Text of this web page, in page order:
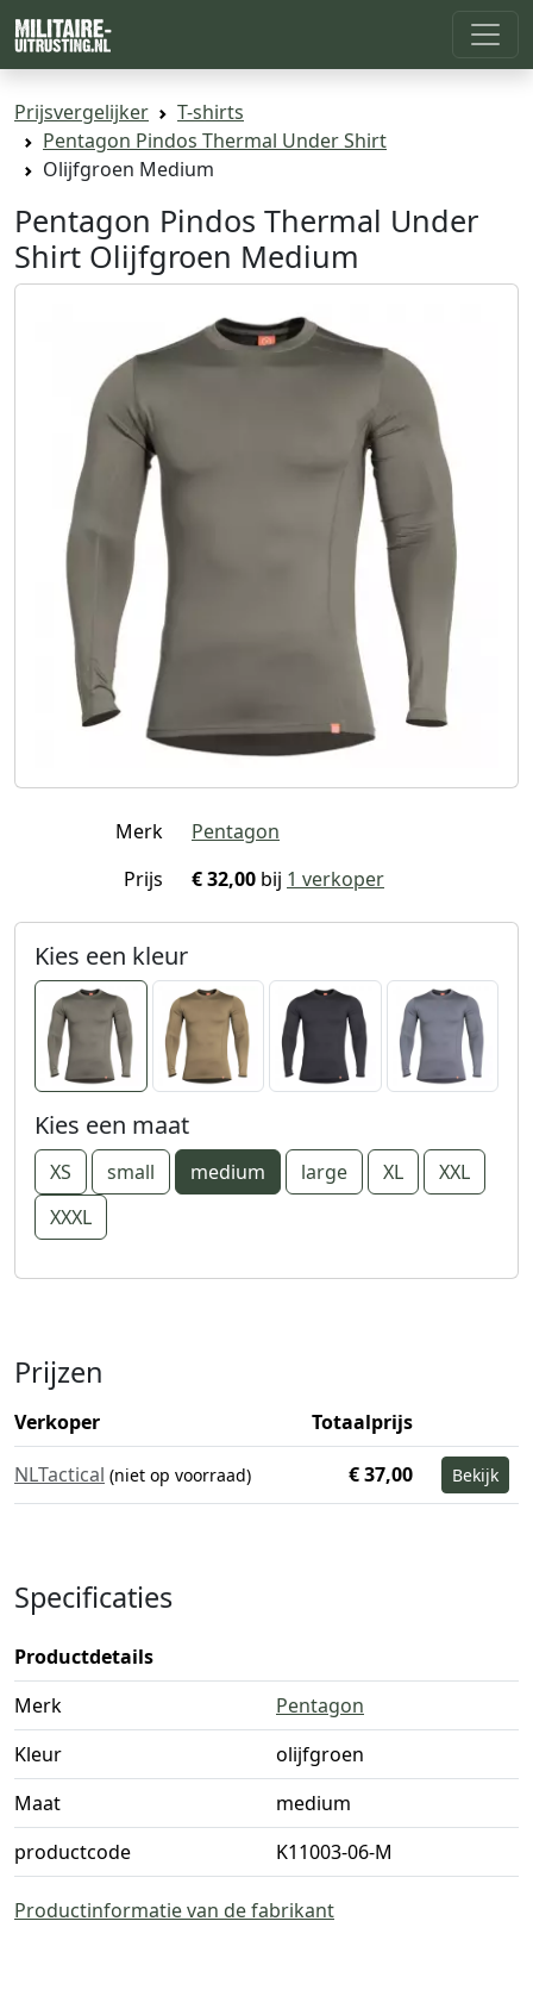
Prijsvergelijker
T-shirts
Pentagon Pindos Thermal Under Shirt
Olijfgroen Medium
Pentagon Pindos Thermal Under
Shirt Olijfgroen Medium
Merk
Pentagon
Prijs
€ 32,00 bij 1 verkoper
Kies een kleur
Kies een maat
XS small medium large XL
XXL
XXXL
Prijzen
Verkoper
Totaalprijs
NLTactical (niet op voorraad) € 37,00 Bekijk
Specificaties
Productdetails
Merk
Pentagon
Kleur
olijfgroen
Maat
medium
productcode
K11003-06-M
Productinformatie van de fabrikant